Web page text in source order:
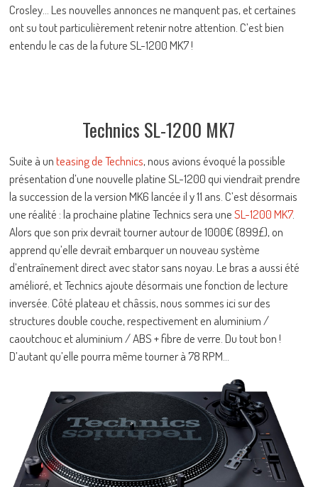
Crosley… Les nouvelles annonces ne manquent pas, et certaines
ont su tout particulièrement retenir notre attention. C’est bien
entendu le cas de la future SL-1200 MK7 !
Technics SL-1200 MK7
Suite à unteasing de Technics, nous avions évoqué la possible
présentation d’une nouvelle platine SL-1200 qui viendrait prendre
la succession de la version MK6 lancée il y 11 ans. C’est désormais
une réalité : la prochaine platine Technics sera uneSL-1200 MK7.
Alors que son prix devrait tourner autour de 1000€ (899£), on
apprend qu’elle devrait embarquer un nouveau système
d’entraînement direct avec stator sans noyau. Le bras a aussi été
amélioré, et Technics ajoute désormais une fonction de lecture
inversée. Côté plateau et châssis, nous sommes ici sur des
structures double couche, respectivement en aluminium /
caoutchouc et aluminium / ABS + fibre de verre. Du tout bon !
D’autant qu’elle pourra même tourner à 78 RPM…